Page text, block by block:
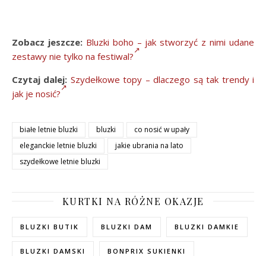
Zobacz jeszcze: Bluzki boho – jak stworzyć z nimi udane
zestawy nie tylko na festiwal?
Czytaj dalej: Szydełkowe topy – dlaczego są tak trendy i
jak je nosić?
białe letnie bluzki bluzki
co nosić w upały
eleganckie letnie bluzki
jakie ubrania na lato
szydełkowe letnie bluzki
KURTKI NA RÓŻNE OKAZJE
BLUZKI BUTIK BLUZKI DAM BLUZKI DAMKIE
BLUZKI DAMSKI BONPRIX SUKIENKI